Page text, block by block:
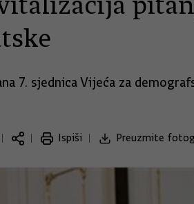
7. sjednica Vijeća za
Ispiši Preuzmite